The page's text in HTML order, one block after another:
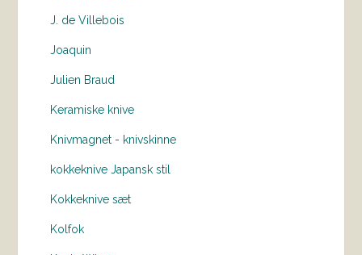
J. de Villebois
Joaquin
Julien Braud
Keramiske knive
Knivmagnet - knivskinne
kokkeknive Japansk stil
Kokkeknive sæt
Kolfok